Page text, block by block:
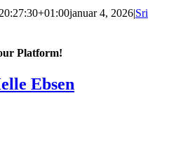
januar 4, 2026|Sri
Platform!
Ebsen